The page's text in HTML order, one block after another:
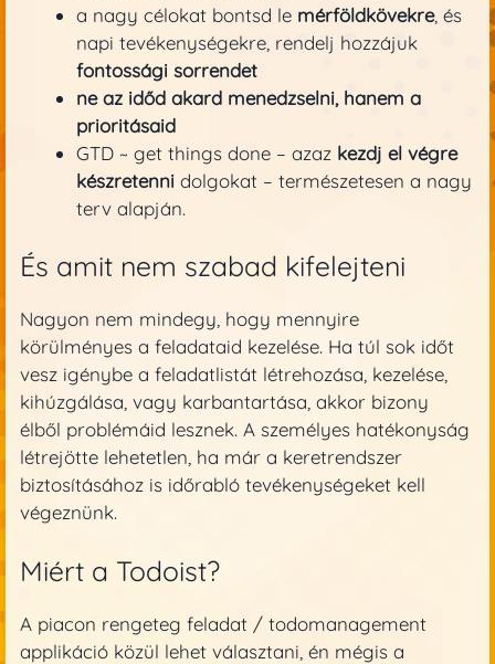
a nagy célokat bontsd le mérföldkövekre, és
napi tevékenységekre, rendelj hozzájuk
fontossági sorrendet
ne az időd akard menedzselni, hanem a
prioritásaid
GTD ~ get things done – azaz kezdj el végre
készretenni dolgokat – természetesen a nagy
terv alapján.
És amit nem szabad kifelejteni
Nagyon nem mindegy, hogy mennyire
körülményes a feladataid kezelése. Ha túl sok időt
vesz igénybe a feladatlistát létrehozása, kezelése,
kihúzgálása, vagy karbantartása, akkor bizony
élből problémáid lesznek. A személyes hatékonyság
létrejötte lehetetlen, ha már a keretrendszer
biztosításához is időrabló tevékenységeket kell
végeznünk.
Miért a Todoist?
A piacon rengeteg feladat / todomanagement
applikáció közül lehet választani, én mégis a